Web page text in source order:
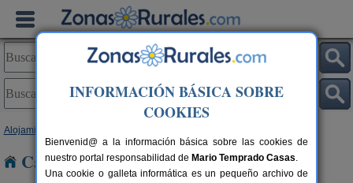
Alojamientos
Casas Rurales cerca de Ibieca
INFORMACIÓN BÁSICA SOBRE
COOKIES
Bienvenid@ a la información básica sobre las cookies de
nuestro portal responsabilidad de Mario Temprado Casas.
Una cookie o galleta informática es un pequeño archivo de